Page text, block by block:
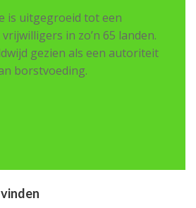
is uitgegroeid tot een
in zo’n 65 landen.
gezien als een autoriteit
borstvoeding.